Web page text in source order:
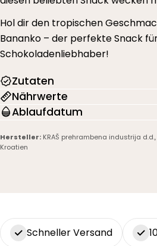
Hol dir den tropischen
Bananko – der perfekte Snack
Schokoladenliebhaber!
Zutaten
Nährwerte
Ablaufdatum
Hersteller: KRAŠ prehrambena industrija
Kroatien
Schneller Versand